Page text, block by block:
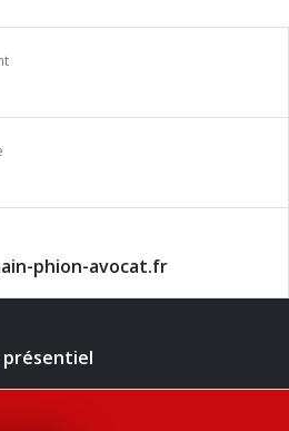
phion-avocat.fr
présentiel